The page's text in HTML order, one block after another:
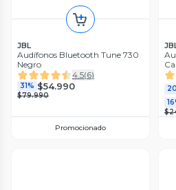
JBL
Audífonos Bluetooth Tune 730
Negro
4.5(6)
31% $54.990
$79.990
Promocionado